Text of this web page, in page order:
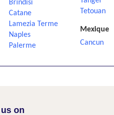
Brindisi
Catane
Lamezia Terme
Naples
Palerme
Tetouan
Mexique
Cancun
on